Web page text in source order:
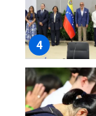
4